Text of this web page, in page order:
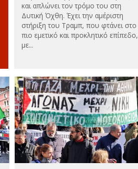
και απλώνει τον τρόμο του στη
Δυτική Όχθη. Έχει την αμέριστη
στήριξη του Τραμπ, που φτάνει στο
πιο εμετικό και προκλητικό επίπεδο,
με...